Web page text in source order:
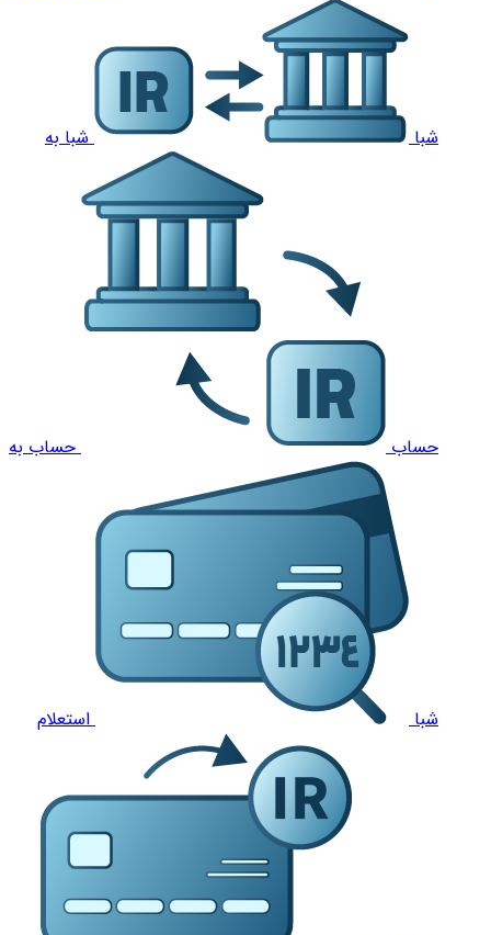
شبا شبا به
حساب حساب به
شبا استعلام